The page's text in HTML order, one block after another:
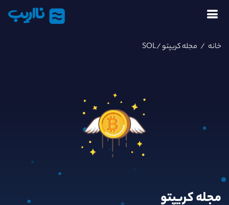
نااریب
خانه / مجله کریپتو/SOL
مجلهکریپتو